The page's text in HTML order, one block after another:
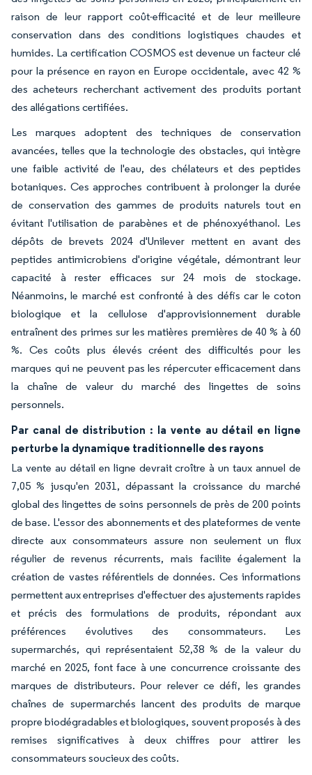
raison de leur rapport coût-efficacité et de leur meilleure
conservation dans des conditions logistiques chaudes et
humides. La certification COSMOS est devenue un facteur clé
pour la présence en rayon en Europe occidentale, avec 42 %
des acheteurs recherchant activement des produits portant
des allégations certifiées.
Les marques adoptent des techniques de conservation
avancées, telles que la technologie des obstacles, qui intègre
une faible activité de l'eau, des chélateurs et des peptides
botaniques. Ces approches contribuent à prolonger la durée
de conservation des gammes de produits naturels tout en
évitant l'utilisation de parabènes et de phénoxyéthanol. Les
dépôts de brevets 2024 d'Unilever mettent en avant des
peptides antimicrobiens d'origine végétale, démontrant leur
capacité à rester efficaces sur 24 mois de stockage.
Néanmoins, le marché est confronté à des défis car le coton
biologique et la cellulose d'approvisionnement durable
entraînent des primes sur les matières premières de 40 % à 60
%. Ces coûts plus élevés créent des difficultés pour les
marques qui ne peuvent pas les répercuter efficacement dans
la chaîne de valeur du marché des lingettes de soins
personnels.
Par canal de distribution : la vente au détail en ligne
perturbe la dynamique traditionnelle des rayons
La vente au détail en ligne devrait croître à un taux annuel de
7,05 % jusqu'en 2031, dépassant la croissance du marché
global des lingettes de soins personnels de près de 200 points
de base. L'essor des abonnements et des plateformes de vente
directe aux consommateurs assure non seulement un flux
régulier de revenus récurrents, mais facilite également la
création de vastes référentiels de données. Ces informations
permettent aux entreprises d'effectuer des ajustements rapides
et précis des formulations de produits, répondant aux
préférences évolutives des consommateurs. Les
supermarchés, qui représentaient 52,38 % de la valeur du
marché en 2025, font face à une concurrence croissante des
marques de distributeurs. Pour relever ce défi, les grandes
chaînes de supermarchés lancent des produits de marque
propre biodégradables et biologiques, souvent proposés à des
remises significatives à deux chiffres pour attirer les
consommateurs soucieux des coûts.